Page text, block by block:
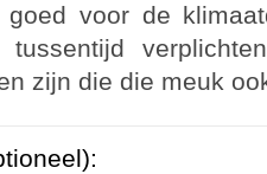
goed voor de
zijn die die meuk